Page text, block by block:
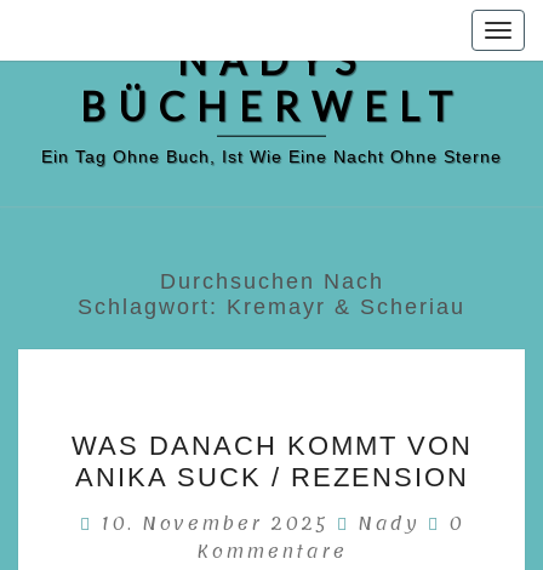
NADYS
BÜCHERWELT
Ein Tag Ohne Buch, Ist Wie Eine Nacht Ohne Sterne
Durchsuchen Nach
Schlagwort: Kremayr & Scheriau
DANACH
KOMMT
VON
ANIKA
WAS DANACH KOMMT VON
ANIKA SUCK / REZENSION
10. November 2025 Nady
0
Kommentare